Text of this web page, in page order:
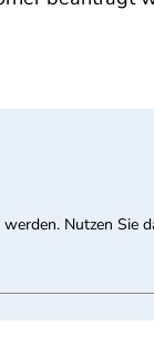
Nutzen Sie